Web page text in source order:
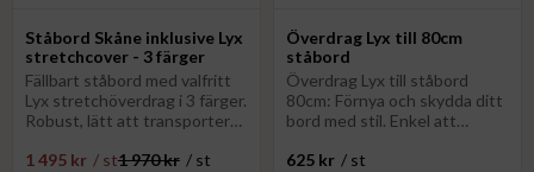
Ståbord Skåne inklusive Lyx
stretchcover - 3 färger
Fällbart ståbord med valfritt
Lyx stretchöverdrag i 3 färger.
Robust, lätt att transportera
evenemang
1 495 kr / st1 970kr / st
Överdrag Lyx till 80cm
ståbord
Överdrag Lyx till ståbord
80cm: Förnya och skydda ditt
bord med stil. Enkel att
passform
625 kr / st